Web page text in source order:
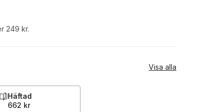
249 kr.
Visa alla
Häftad
662 kr